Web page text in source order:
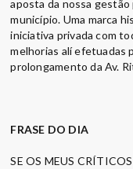
aposta da nossa gestão
município. Uma marca
iniciativa privada com
melhorias alí efetuadas
prolongamento da Av.
FRASE DO DIA
SE OS MEUS